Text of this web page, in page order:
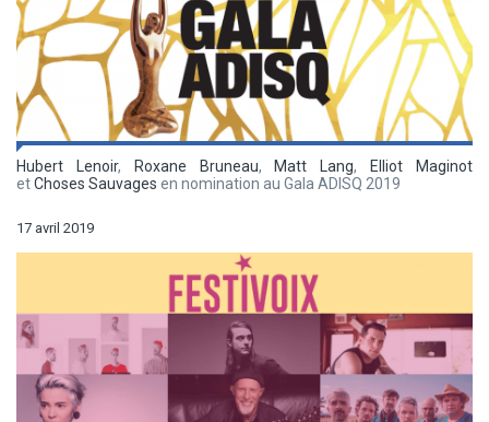
Hubert Lenoir, Roxane Bruneau, Matt Lang,
Elliot Maginot
etChoses Sauvages en nomination au Gala ADISQ 2019
17 avril 2019